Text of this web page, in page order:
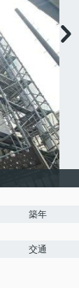
築年
交通